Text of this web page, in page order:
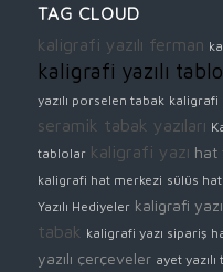
TAG CLOUD
kaligrafi yazılı ferman
kaligrafi yazılı tablo
yazılı porselen tabak kaligrafi
seramik tabak yazıları
tablolar kaligrafi yazı hat
kaligrafi hat merkezi sülüs hat
Yazılı Hediyeler kaligrafi
tabak kaligrafi yazı sipariş
yazılı çerçeveler ayet yazılı